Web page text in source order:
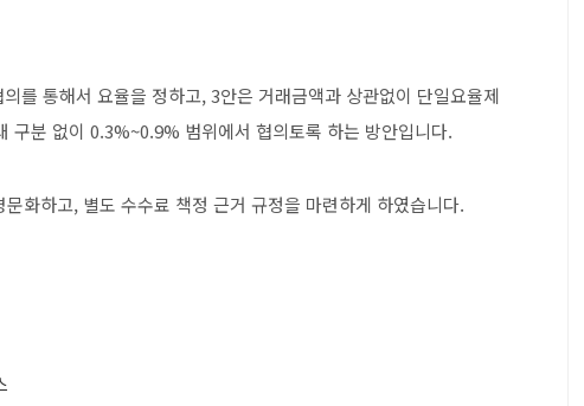
를 통해서 요율을 정하고, 3안은 거래금액과 상관없이 단일요율제
구분 없이 0.3%~0.9% 범위에서 협의토록 하는 방안입니다.
화하고, 별도 수수료 책정 근거 규정을 마련하게 하였습니다.